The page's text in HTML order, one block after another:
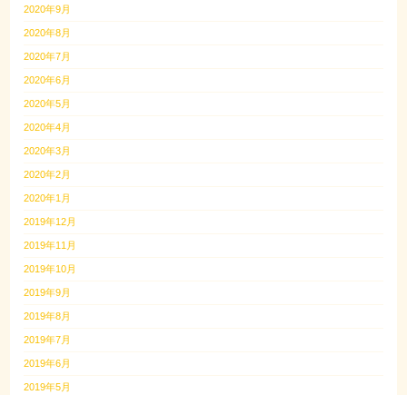
2020年9月
2020年8月
2020年7月
2020年6月
2020年5月
2020年4月
2020年3月
2020年2月
2020年1月
2019年12月
2019年11月
2019年10月
2019年9月
2019年8月
2019年7月
2019年6月
2019年5月